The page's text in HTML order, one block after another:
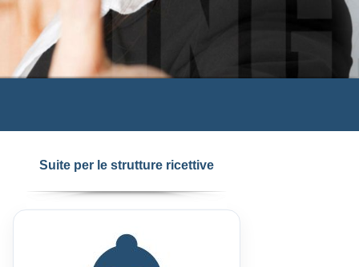
Suite per le strutture ricettive